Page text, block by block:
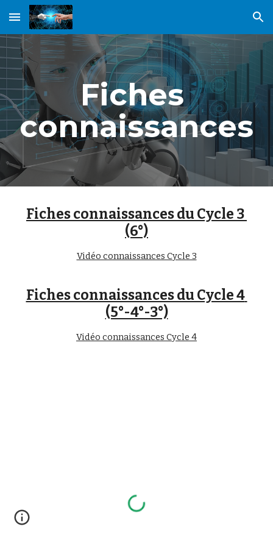
Skip to main content Skip to navigation
Fiches
connaissances
Fiches connaissances du Cycle 3
(6°)
Vidéo connaissances Cycle 3
Fiches connaissances du Cycle 4
(5°-4°-3°)
Vidéo connaissances Cycle 4